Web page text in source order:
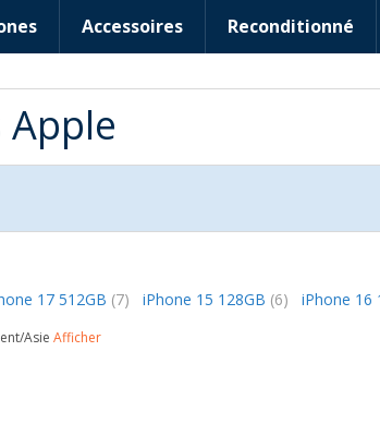
Accessoires Reconditionné
17 512GB (7) iPhone 15 128GB (6) iPhone 16
Asie Afficher